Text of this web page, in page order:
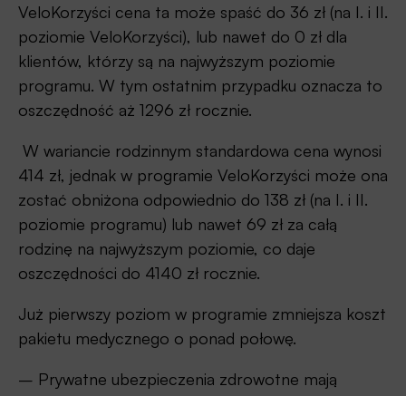
VeloKorzyści cena ta może spaść do 36 zł (na I. i II.
poziomie VeloKorzyści), lub nawet do 0 zł dla
klientów, którzy są na najwyższym poziomie
programu. W tym ostatnim przypadku oznacza to
oszczędność aż 1296 zł rocznie.
W wariancie rodzinnym standardowa cena wynosi
414 zł, jednak w programie VeloKorzyści może ona
zostać obniżona odpowiednio do 138 zł (na I. i II.
poziomie programu) lub nawet 69 zł za całą
rodzinę na najwyższym poziomie, co daje
oszczędności do 4140 zł rocznie.
Już pierwszy poziom w programie zmniejsza koszt
pakietu medycznego o ponad połowę.
– Prywatne ubezpieczenia zdrowotne mają